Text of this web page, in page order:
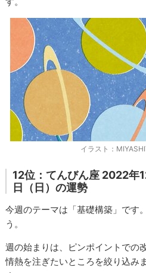
イラスト：
12位：てんびん座 2022年
日（日）の運勢
今週のテーマは「基礎構築」です
う。
週の始まりは、ピンポイントでの
情熱を注ぎたいところを絞り込み